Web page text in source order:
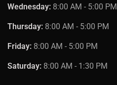
Wednesday: 8:00 AM - 5:00 PM
Thursday: 8:00 AM - 5:00 PM
Friday: 8:00 AM - 5:00 PM
Saturday: 8:00 AM - 1:30 PM